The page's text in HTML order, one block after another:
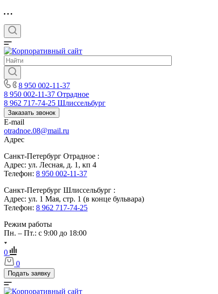
8 950 002-11-37
8 950 002-11-37 Отрадное
8 962 717-74-25 Шлиссельбург
Заказать звонок
E-mail
otradnoe.08@mail.ru
Адрес
Санкт-Петербург Отрадное :
Адрес: ул. Лесная, д. 1, кп 4
Телефон: 8 950 002-11-37
Санкт-Петербург Шлиссельбург :
Адрес: ул. 1 Мая, стр. 1 (в конце бульвара)
Телефон: 8 962 717-74-25
Режим работы
Пн. – Пт.: с 9:00 до 18:00
0
0
Подать заявку